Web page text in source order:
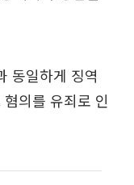
동일하게 징역
의를 유죄로 인